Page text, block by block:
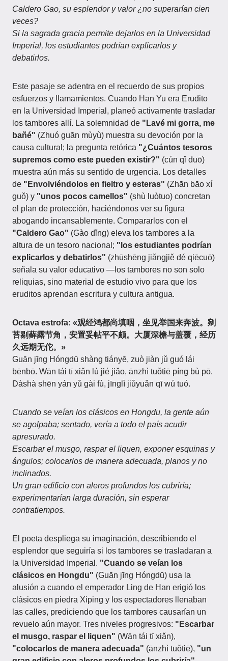
Caldero Gao, su esplendor y valor ¿no superarían cien
veces?
Si la sagrada gracia permite dejarlos en la Universidad
Imperial, los estudiantes podrían explicarlos y
debatirlos.
Este pasaje se adentra en el recuerdo de sus propios
esfuerzos y llamamientos. Cuando Han Yu era Erudito
en la Universidad Imperial, planeó activamente trasladar
los tambores allí. La solemnidad de "Lavé mi gorra, me
bañé" (Zhuó guān mùyù) muestra su devoción por la
causa cultural; la pregunta retórica "¿Cuántos tesoros
supremos como este pueden existir?" (cún qǐ duō)
muestra aún más su sentido de urgencia. Los detalles
de "Envolviéndolos en fieltro y esteras" (Zhān bāo xí
guǒ) y "unos pocos camellos" (shù luòtuo) concretan
el plan de protección, haciéndonos ver su figura
abogando incansablemente. Compararlos con el
"Caldero Gao" (Gào dǐng) eleva los tambores a la
altura de un tesoro nacional; "los estudiantes podrían
explicarlos y debatirlos" (zhūshēng jiǎngjiě dé qiēcuō)
señala su valor educativo —los tambores no son solo
reliquias, sino material de estudio vivo para que los
eruditos aprendan escritura y cultura antigua.
Octava estrofa: «观经鸿都尚填咽，坐见举国来奔波。剜
苔剔藓露节角，安置妥帖平不颇。大厦深檐与盖覆，经历
久远期无佗。»
Guān jīng Hóngdū shàng tiányē, zuò jiàn jǔ guó lái
bēnbō. Wān tái tī xiǎn lù jié jiǎo, ānzhì tuǒtiē píng bù pō.
Dàshà shēn yán yǔ gài fù, jīnglì jiǔyuǎn qī wú tuó.
Cuando se veían los clásicos en Hongdu, la gente aún
se agolpaba; sentado, vería a todo el país acudir
apresurado.
Escarbar el musgo, raspar el liquen, exponer esquinas y
ángulos; colocarlos de manera adecuada, planos y no
inclinados.
Un gran edificio con aleros profundos los cubriría;
experimentarían larga duración, sin esperar
contratiempos.
El poeta despliega su imaginación, describiendo el
esplendor que seguiría si los tambores se trasladaran a
la Universidad Imperial. "Cuando se veían los
clásicos en Hongdu" (Guān jīng Hóngdū) usa la
alusión a cuando el emperador Ling de Han erigió los
clásicos en piedra Xiping y los espectadores llenaban
las calles, prediciendo que los tambores causarían un
revuelo aún mayor. Tres niveles progresivos: "Escarbar
el musgo, raspar el liquen" (Wān tái tī xiǎn),
"colocarlos de manera adecuada" (ānzhì tuǒtiē), "un